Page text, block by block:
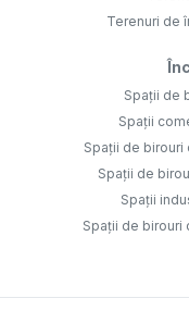
Terenuri de
Spații de
Spații
Spații de birouri
Spații de
Spații
Spații de birouri